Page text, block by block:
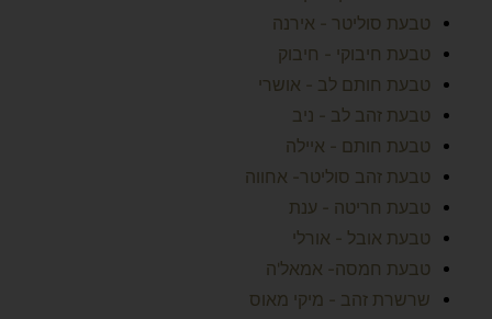
טבעת סוליטר - אירנה
טבעת חיבוקי - חיבוק
טבעת חותם לב - אושרי
טבעת זהב לב - ניב
טבעת חותם - איילה
טבעת זהב סוליטר- אחווה
טבעת חריטה - ענת
טבעת אובל - אורלי
טבעת חמסה- אמאל'ה
שרשרת זהב - מיקי מאוס